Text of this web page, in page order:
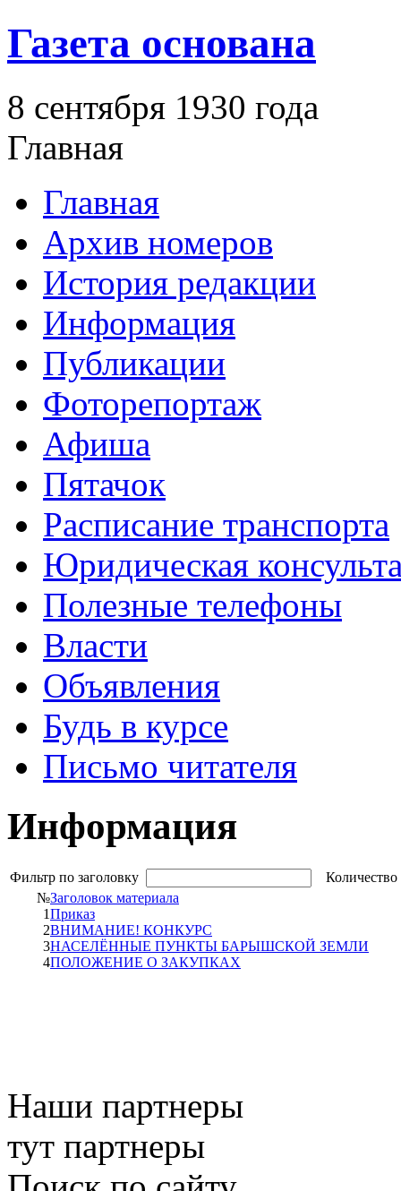
Газета основана
8 сентября 1930 года
Главная
Главная
Архив номеров
История редакции
Информация
Публикации
Фоторепортаж
Афиша
Пятачок
Расписание транспорта
Юридическая
Полезные телефоны
Власти
Объявления
Будь в курсе
Письмо читателя
Информация
Фильтр по заголовку
№Заголовок материала
1Приказ
2ВНИМАНИЕ! КОНКУРС
3НАСЕЛЁННЫЕ ПУНКТЫ БАРЫШСКОЙ ЗЕМЛИ
4ПОЛОЖЕНИЕ О ЗАКУПКАХ
Наши партнеры
тут партнеры